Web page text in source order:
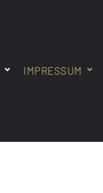
IMPRESSUM